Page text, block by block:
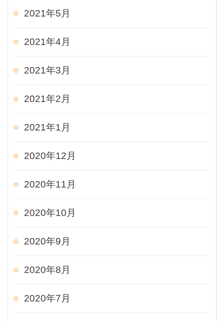
2021年5月
2021年4月
2021年3月
2021年2月
2021年1月
2020年12月
2020年11月
2020年10月
2020年9月
2020年8月
2020年7月